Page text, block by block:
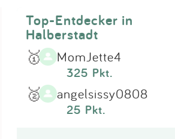
Top-Entdecker in
Halberstadt
🥇 MomJette4
325 Pkt.
🥈 angelsissy0808
25 Pkt.